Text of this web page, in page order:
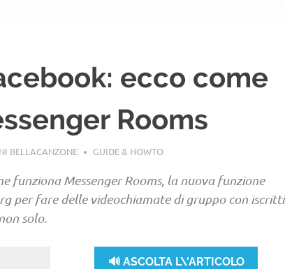
ecco come
Rooms
BELLACANZONE GUIDE & HOWTO
funziona Messenger Rooms, la nuova funzione
per fare delle videochiamate di gruppo con iscritti
solo.
🔊 ASCOLTA L\'ARTICOLO